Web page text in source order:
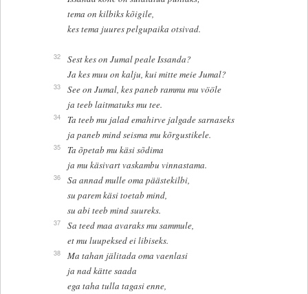
tema on kilbiks kõigile,
kes tema juures pelgupaika otsivad.
32
Sest kes on Jumal peale Issanda?
Ja kes muu on kalju, kui mitte meie Jumal?
33
See on Jumal, kes paneb rammu mu vööle
ja teeb laitmatuks mu tee.
34
Ta teeb mu jalad emahirve jalgade sarnaseks
ja paneb mind seisma mu kõrgustikele.
35
Ta õpetab mu käsi sõdima
ja mu käsivart vaskambu vinnastama.
36
Sa annad mulle oma päästekilbi,
su parem käsi toetab mind,
su abi teeb mind suureks.
37
Sa teed maa avaraks mu sammule,
et mu luupeksed ei libiseks.
38
Ma tahan jälitada oma vaenlasi
ja nad kätte saada
ega taha tulla tagasi enne,